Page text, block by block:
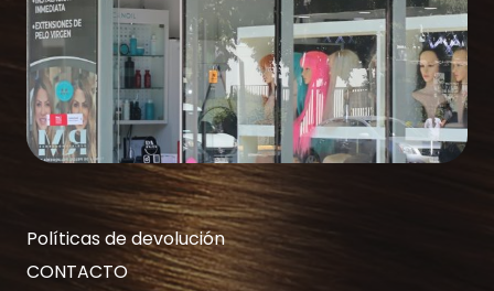
Políticas de devolución
CONTACTO